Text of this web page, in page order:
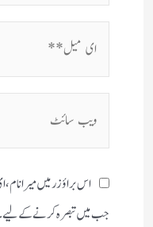
اس براؤزر میں میرا
جب میں تبصرہ کرنے